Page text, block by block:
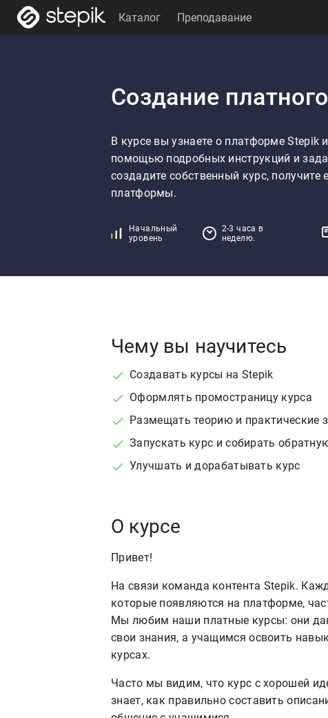
Каталог Преподавание
Создание
В курсе вы узнаете о платформе Stepik
помощью подробных инструкций и
создадите собственный курс,
платформы.
Начальный
уровень
2-3 часа в
неделю.
Чему вы научитесь
Создавать курсы на Stepik
Оформлять промостраницу курса
Размещать теорию и практические
Запускать курс и собирать
Улучшать и дорабатывать курс
О курсе
Привет!
На связи команда контента Stepik.
которые появляются на платформе,
Мы любим наши платные курсы: они
свои знания, а учащимся освоить
курсах.
Часто мы видим, что курс с хорошей
знает, как правильно составить